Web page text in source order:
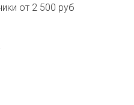
от 2 500 руб